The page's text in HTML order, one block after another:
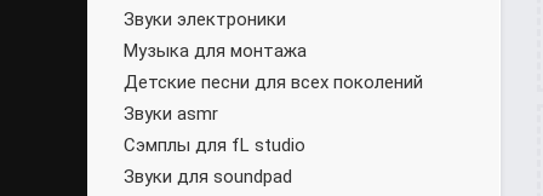
Звуки электроники
Музыка для монтажа
Детские песни для всех поколений
Звуки asmr
Сэмплы для fL studio
Звуки для soundpad